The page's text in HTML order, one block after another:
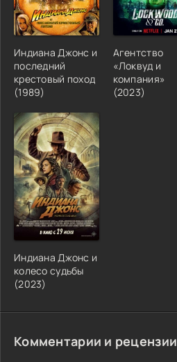
Индиана Джонс и
последний
крестовый поход
(1989)
Агентство
«Локвуд и
компания»
(2023)
Индиана Джонс и
колесо судьбы
(2023)
Комментарии и рецензии